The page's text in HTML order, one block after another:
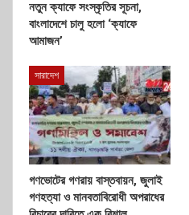
নতুন ক্যাফে সংস্কৃতির সূচনা,
বাংলাদেশে চালু হলো ‘ক্যাফে
আমাজন’
সারাদেশ
গণভোটের গণরায় বাস্তবায়ন, জুলাই
গণহত্যা ও মানবতাবিরোধী অপরাধের